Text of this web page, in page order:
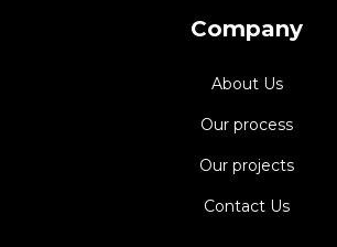
Company
About Us
Our process
Our projects
Contact Us